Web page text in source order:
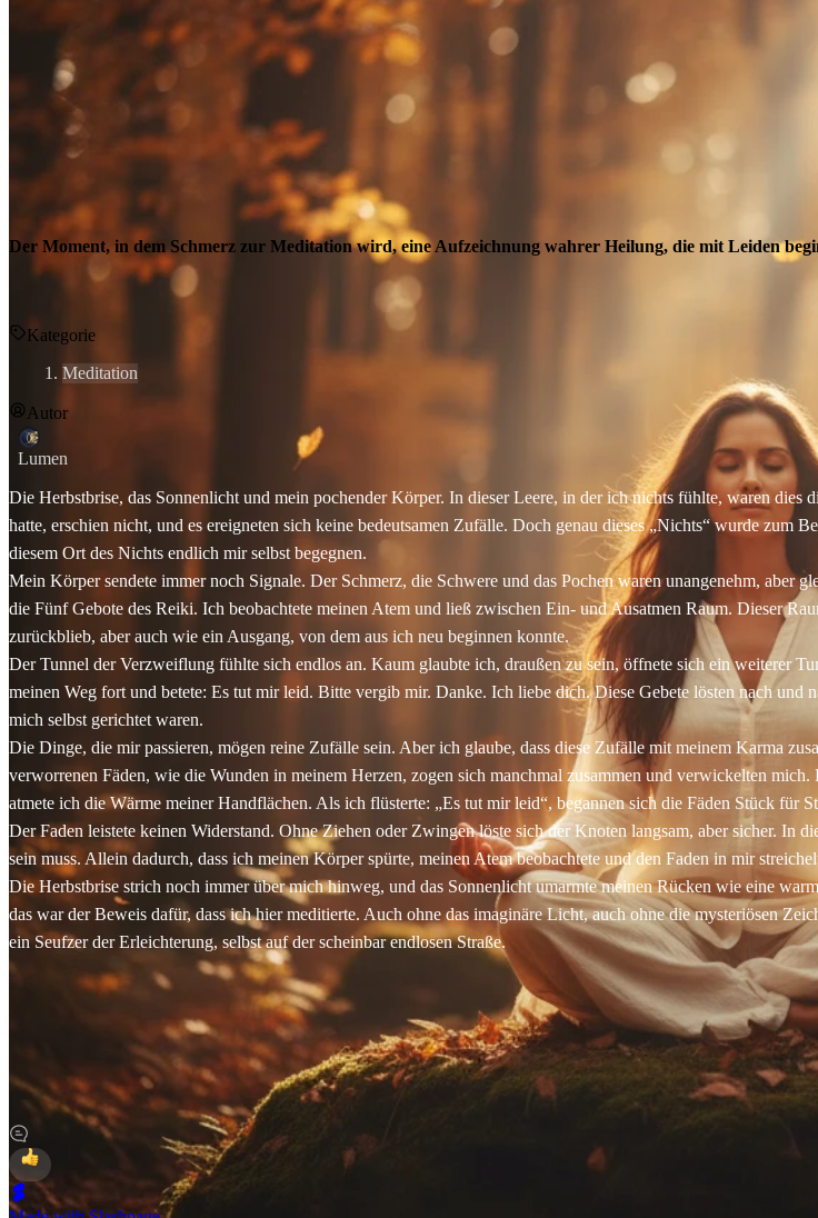
Der Moment, in dem Schmerz zur Meditation wird, eine Aufzeichnung wahrer Heilung, die mit Leiden
Kategorie
Meditation
Autor
Lumen
Die Herbstbrise, das Sonnenlicht und mein pochender Körper. In dieser Leere, in der ich nichts fühlte, waren
hatte, erschien nicht, und es ereigneten sich keine bedeutsamen Zufälle. Doch genau dieses „Nichts“ wurde
diesem Ort des Nichts endlich mir selbst begegnen.
Mein Körper sendete immer noch Signale. Der Schmerz, die Schwere und das Pochen waren unangenehm, aber
die Fünf Gebote des Reiki. Ich beobachtete meinen Atem und ließ zwischen Ein- und Ausatmen Raum. Dieser
zurückblieb, aber auch wie ein Ausgang, von dem aus ich neu beginnen konnte.
Der Tunnel der Verzweiflung fühlte sich endlos an. Kaum glaubte ich, draußen zu sein, öffnete sich ein weiterer
meinen Weg fort und betete: Es tut mir leid. Bitte vergib mir. Danke. Ich liebe dich. Diese Gebete lösten nach und
mich selbst gerichtet waren.
Die Dinge, die mir passieren, mögen reine Zufälle sein. Aber ich glaube, dass diese Zufälle mit meinem Karma
verworrenen Fäden, wie die Wunden in meinem Herzen, zogen sich manchmal zusammen und verwickelten
atmete ich die Wärme meiner Handflächen. Als ich flüsterte: „Es tut mir leid“, begannen sich die Fäden Stück für
Der Faden leistete keinen Widerstand. Ohne Ziehen oder Zwingen löste sich der Knoten langsam, aber sicher. In
sein muss. Allein dadurch, dass ich meinen Körper spürte, meinen Atem beobachtete und den Faden in mir
Die Herbstbrise strich noch immer über mich hinweg, und das Sonnenlicht umarmte meinen Rücken wie eine
das war der Beweis dafür, dass ich hier meditierte. Auch ohne das imaginäre Licht, auch ohne die mysteriösen
ein Seufzer der Erleichterung, selbst auf der scheinbar endlosen Straße.